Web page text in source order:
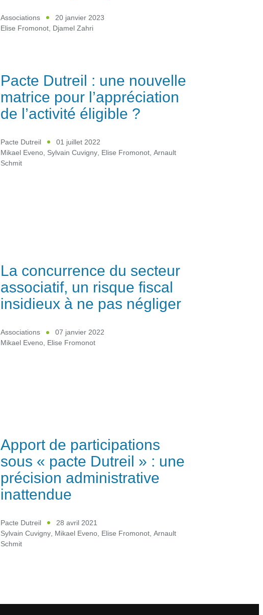
Associations
20 janvier 2023
Elise Fromonot, Djamel Zahri
Pacte Dutreil : une nouvelle
matrice pour l’appréciation
de l’activité éligible ?
Pacte Dutreil
01 juillet 2022
Mikael Eveno, Sylvain Cuvigny, Elise Fromonot,Arnault
Schmit
La concurrence du secteur
associatif, un risque fiscal
insidieux à ne pas négliger
Associations
07 janvier 2022
Mikael Eveno, Elise Fromonot
Apport de participations
sous « pacte Dutreil » : une
précision administrative
inattendue
Pacte Dutreil
28 avril 2021
Sylvain Cuvigny, Mikael Eveno, Elise Fromonot,Arnault
Schmit